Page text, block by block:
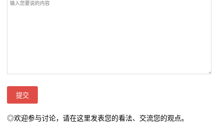
◎欢迎参与讨论，请在这里发表您的看法、交流您的观点。